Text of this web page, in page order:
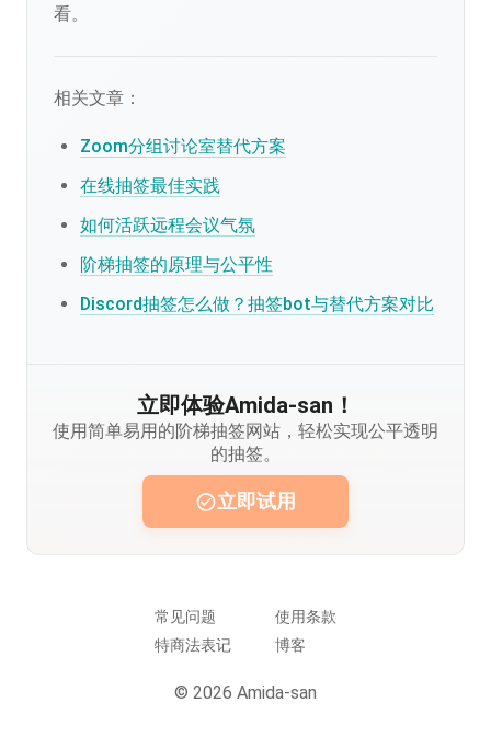
看。
相关文章：
Zoom分组讨论室替代方案
在线抽签最佳实践
如何活跃远程会议气氛
阶梯抽签的原理与公平性
Discord抽签怎么做？抽签bot与替代方案对比
立即体验Amida-san！
使用简单易用的阶梯抽签网站，轻松实现公平透明
的抽签。
立即试用
常见问题
使用条款
特商法表记
博客
© 2026 Amida-san